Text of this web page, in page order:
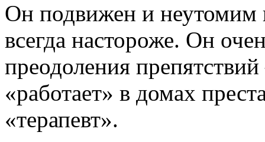
Он подвижен и неутомим
всегда настороже. Он
преодоления
«работает» в домах
«терапевт».